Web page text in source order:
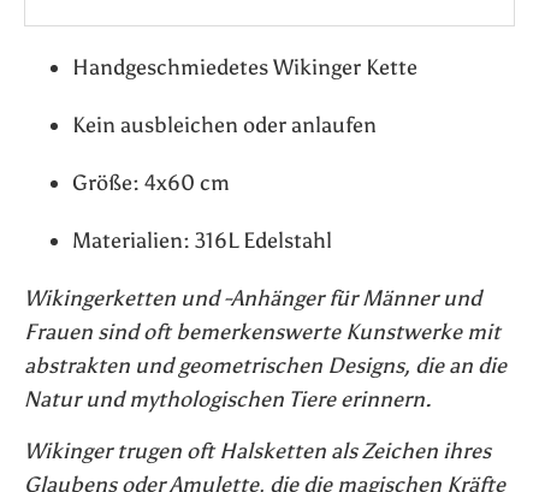
Handgeschmiedetes Wikinger Kette
Kein ausbleichen oder anlaufen
Größe: 4x60 cm
Materialien: 316L Edelstahl
Wikingerketten und -Anhänger für Männer und
Frauen sind oft bemerkenswerte Kunstwerke mit
abstrakten und geometrischen Designs, die an die
Natur und mythologischen Tiere erinnern.
Wikinger trugen oft Halsketten als Zeichen ihres
Glaubens oder Amulette, die die magischen Kräfte